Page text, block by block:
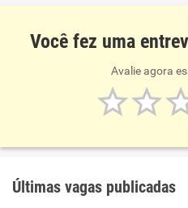
Você fez uma
Avalie agora
Últimas vagas publicadas